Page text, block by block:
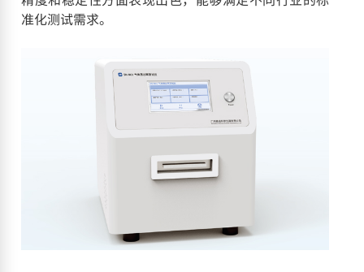
准化测试需求。